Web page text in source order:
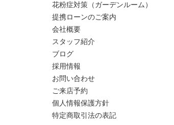
花粉症対策（ガーデンルーム）
提携ローンのご案内
会社概要
スタッフ紹介
ブログ
採用情報
お問い合わせ
ご来店予約
個人情報保護方針
特定商取引法の表記